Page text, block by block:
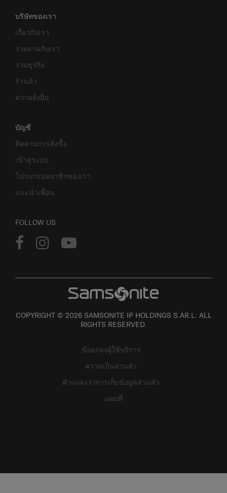
บริษัทของเรา
เกี่ยวกับเรา
ร่วมงานกับเรา
ร่วมธุรกิจ
ร้านค้า
ความยั่งยืน
บัญชี
ติดตามการสั่งซื้อ
เข้าสู่ระบบ
โปรแกรมสมาชิกของเรา
แนะนำเพื่อน
FOLLOW US
COPYRIGHT © 2026 SAMSONITE IP HOLDINGS S.ÀR.L. ALL
RIGHTS RESERVED.
ข้อตกลงผู้ใช้บริการ
ความเป็นส่วนตัว
คำแถลงว่าการเก็บข้อมูลส่วนตัว
แผนที่